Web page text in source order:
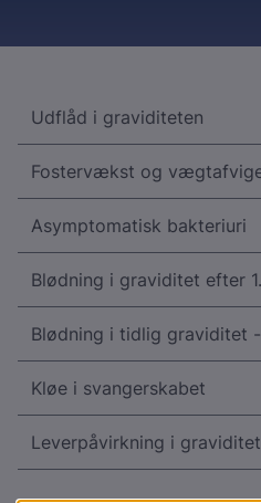
Udflåd i graviditeten
Fostervækst og
Asymptomatisk bakteriuri
Blødning i graviditet efter
Blødning i tidlig graviditet
Kløe i svangerskabet
Leverpåvirkning i